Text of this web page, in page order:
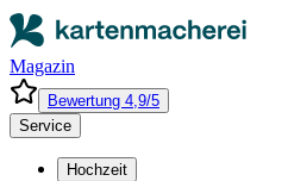
Magazin
Bewertung 4,9/5
Service
Hochzeit